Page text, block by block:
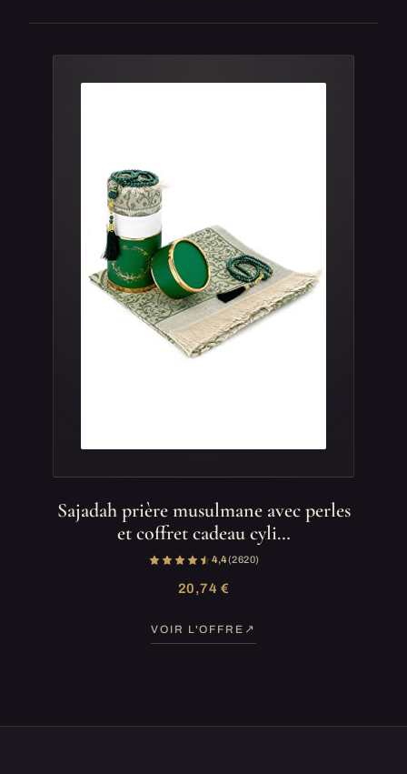
Sajadah prière musulmane avec perles
et coffret cadeau cyli…
4,4(2 620)
20,74 €
VOIR L'OFFRE